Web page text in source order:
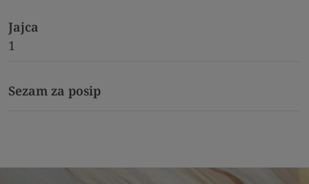
Jajca
1
Sezam za posip